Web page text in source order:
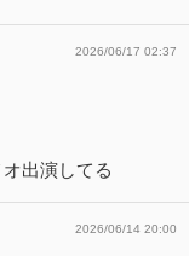
2026/06/17 02:37
出演してる
2026/06/14 20:00